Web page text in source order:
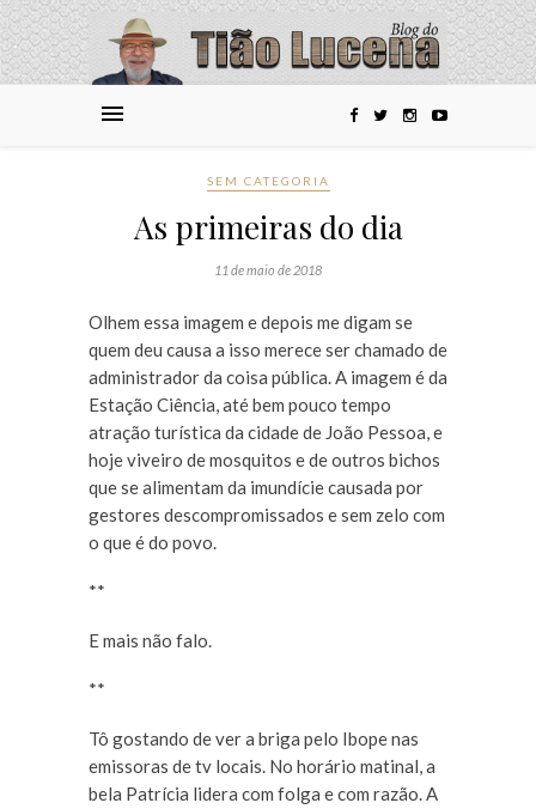
SEM CATEGORIA
As primeiras do dia
11 de maio de 2018
Olhem essa imagem e depois me digam se
quem deu causa a isso merece ser chamado de
administrador da coisa pública. A imagem é da
Estação Ciência, até bem pouco tempo
atração turística da cidade de João Pessoa, e
hoje viveiro de mosquitos e de outros bichos
que se alimentam da imundície causada por
gestores descompromissados e sem zelo com
o que é do povo.
**
E mais não falo.
**
Tô gostando de ver a briga pelo Ibope nas
emissoras de tv locais. No horário matinal, a
bela Patrícia lidera com folga e com razão. A